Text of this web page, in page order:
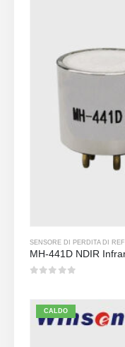
SENSORE DI PERDITA DI
CALDO